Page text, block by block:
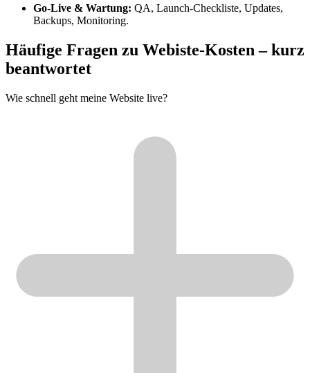
Go-Live & Wartung: QA, Launch-Checkliste, Updates,
Backups, Monitoring.
Häufige Fragen zu Webiste-Kosten – kurz
beantwortet
Wie schnell geht meine Website live?